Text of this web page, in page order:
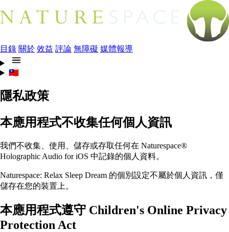
目錄 關於 效益 評論 無障礙 媒體報導
🇹🇼
隱私政策
本應用程式不收集任何個人資訊
我們不收集、使用、儲存或存取任何在 Naturespace®
Holographic Audio for iOS 中記錄的個人資料。
Naturespace: Relax Sleep Dream 的個別設定不屬於個人資訊，僅
儲存在您的裝置上。
本應用程式遵守 Children's Online Privacy
Protection Act